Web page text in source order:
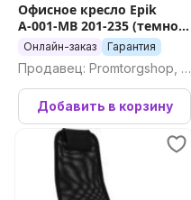
Офисное кресло Epik
А-001-MB 201-235 (темно-
синий/кремовый)
Онлайн-заказ Гарантия
Продавец: Promtorgshop, П
ромторгшоп
Добавить в корзину